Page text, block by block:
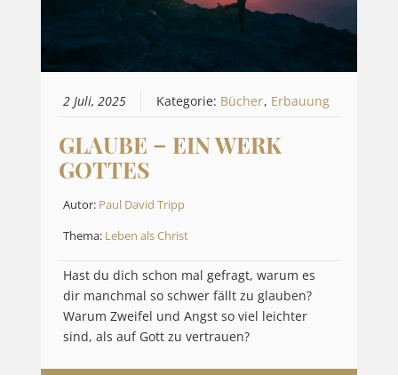
2 Juli, 2025 Kategorie: Bücher, Erbauung
GLAUBE – EIN WERK
GOTTES
Autor: Paul David Tripp
Thema: Leben als Christ
Hast du dich schon mal gefragt, warum es
dir manchmal so schwer fällt zu glauben?
Warum Zweifel und Angst so viel leichter
sind, als auf Gott zu vertrauen?